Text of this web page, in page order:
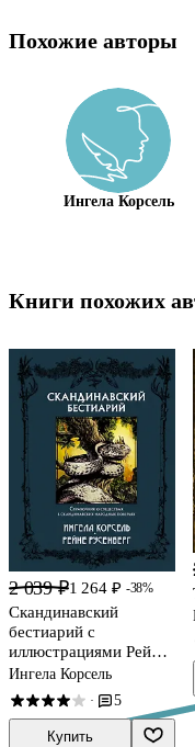
Похожие авторы
Ингела Корсель
Книги похожих
2 039 ₽1 264 ₽ -38%
Скандинавский
бестиарий с
иллюстрациями Рейне
Русенберга
Ингела Корсель
· 5
Купить